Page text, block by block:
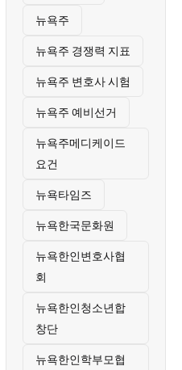
뉴욕주
뉴욕주 경쟁력 지표
뉴욕주 변호사 시험
뉴욕주 예비선거
뉴욕주메디케이드
요건
뉴욕타임즈
뉴욕한국문화원
뉴욕한인변호사협
회
뉴욕한인청소년합
창단
뉴욕한인학부모협